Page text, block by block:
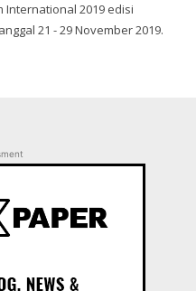
International 2019 edisi
21 - 29 November 2019.